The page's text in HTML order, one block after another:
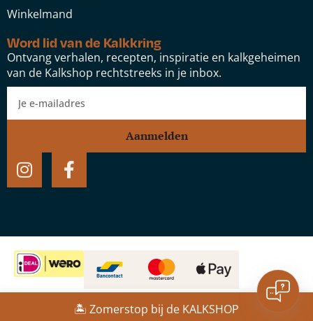
Schelpkalk vloersysteem
Winkelmand
Word lid van de Kalkkring
Ontvang verhalen, recepten, inspiratie en kalkgeheimen
van de Kalkshop rechtstreeks in je inbox.
Aanmelden
Website door:Studio Speel
🏝️ Zomerstop bij de KALKSHOP